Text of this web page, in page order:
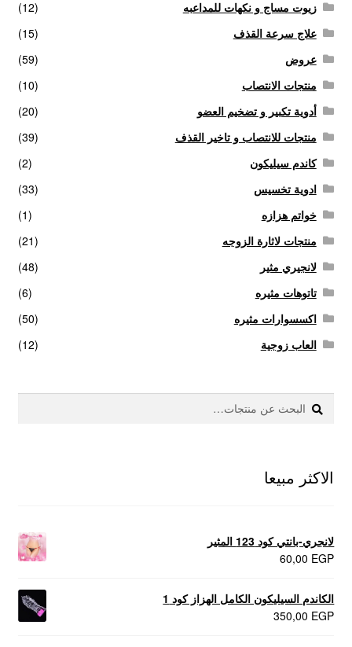
الاكثر مبيعا
العاب زوجية
المتجر
تاتوهات مثيره
حسابي
خواتم هزازه
زيوت مساج و نكهات للمداعبه
سلة المشتريات
علاج سرعة القذف
منتجات الانتصاب
منتجات خاصة بالزوجة
زيوت مساج و نكهات للمداعبه
(12)
علاج سرعة القذف
(15)
عروض
(59)
منتجات الانتصاب
(10)
أدوية تكبير و تضخيم العضو
(20)
منتجات للانتصاب و تاخير القذف
(39)
كاندم سيليكون
(2)
ادوية تخسيس
(33)
خواتم هزازه
(1)
منتجات لاثارة الزوجه
(21)
لانجيري مثير
(48)
تاتوهات مثيره
(6)
اكسسوارات مثيره
(50)
العاب زوجية
(12)
البحث
عن:
بحث
الاكثر مبيعا
لانجري-بانتي كود 123 المثير
60,00 EGP
الكاندم السيليكون الكامل الهزاز كود 1
350,00 EGP